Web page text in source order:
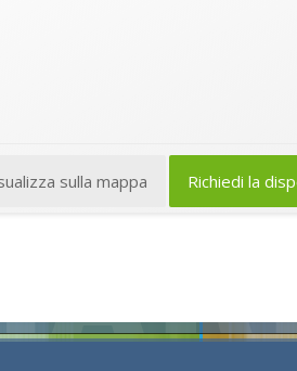
Richiedi la
sulla mappa